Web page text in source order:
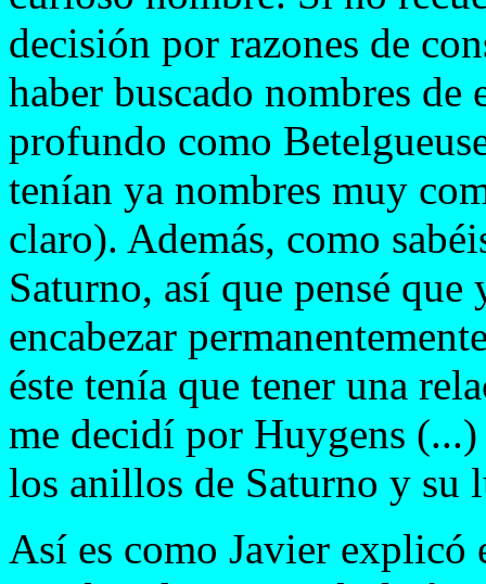
decisión por razones de
haber buscado nombres
profundo como
tenían ya nombres muy
claro). Además, como
Saturno, así que pensé que
encabezar
éste tenía que tener una
me decidí por Huygens
los anillos de Saturno y su
Así es como Javier explicó